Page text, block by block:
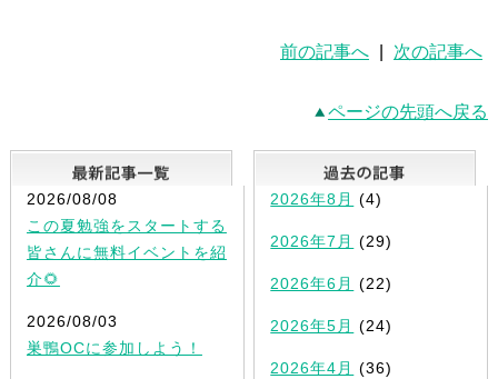
前の記事へ 次の記事へ
ページの先頭へ戻る
最新記事一覧
2026/08/08
この夏勉強をスタートする
皆さんに無料イベントを紹
介🌻
2026/08/03
巣鴨OCに参加しよう！
2026年8月 (4)
2026年7月 (29)
2026年6月 (22)
2026年5月 (24)
2026年4月 (36)